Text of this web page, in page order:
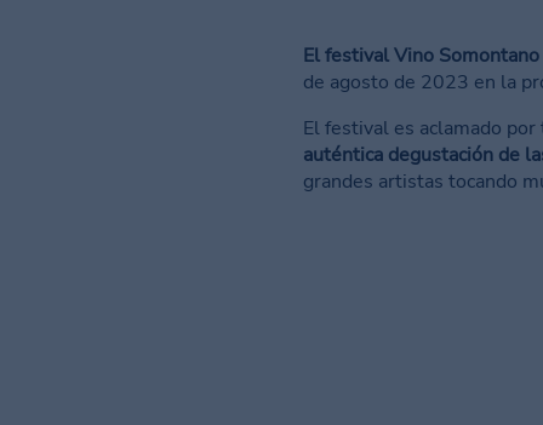
El festival Vino Somontano
de agosto de 2023 en la
El festival es aclamado
auténtica degustación de
grandes artistas tocando